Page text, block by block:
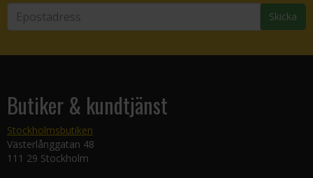
Skicka
Butiker & kundtjänst
Stockholmsbutiken
Västerlånggatan 48
111 29 Stockholm